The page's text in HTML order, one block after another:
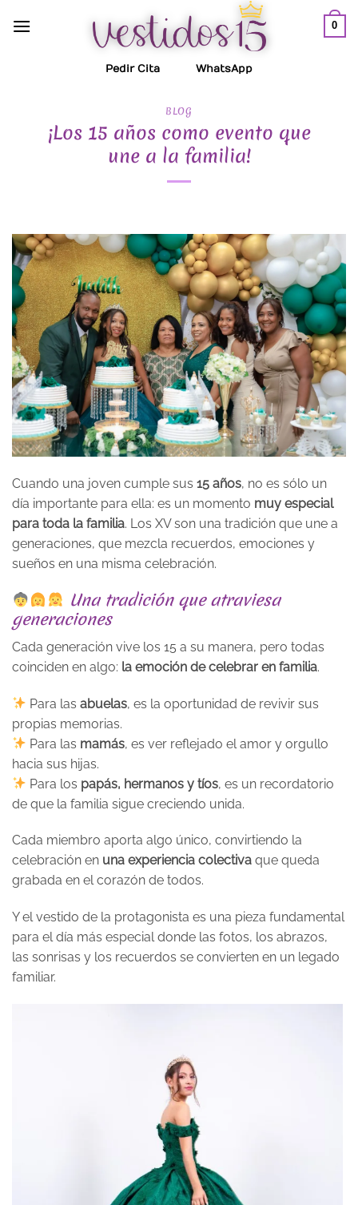
0
Pedir Cita WhatsApp
BLOG
¡Los 15 años como evento que
une a la familia!
Cuando una joven cumple sus 15 años, no es sólo un
día importante para ella: es un momento muy especial
para toda la familia. Los XV son una tradición que une a
generaciones, que mezcla recuerdos, emociones y
sueños en una misma celebración.
Una tradición que atraviesa
generaciones
Cada generación vive los 15 a su manera, pero todas
coinciden en algo: la emoción de celebrar en familia.
Para lasabuelas, es la oportunidad de revivir sus
propias memorias.
Para las mamás, es ver reflejado el amor y orgullo
hacia sus hijas.
Para los papás, hermanos y tíos, es un recordatorio
de que la familia sigue creciendo unida.
Cada miembro aporta algo único, convirtiendo la
celebración en una experiencia colectiva que queda
grabada en el corazón de todos.
Y el vestido de la protagonista es una pieza fundamental
para el día más especial donde las fotos, los abrazos,
las sonrisas y los recuerdos se convierten en un legado
familiar.